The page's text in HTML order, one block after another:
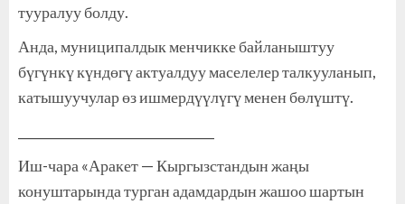
тууралуу болду.
Анда, муниципалдык менчикке байланыштуу
бүгүнкү күндөгү актуалдуу маселелер талкууланып,
катышуучулар өз ишмердүүлүгү менен бөлүштү.
Иш-чара «Аракет — Кыргызстандын жаңы
конуштарында турган адамдардын жашоо шартын